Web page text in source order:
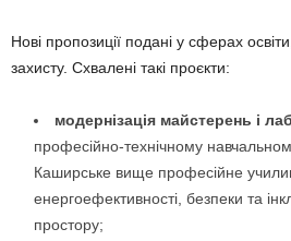
Нові пропозиції подані у сферах
захисту. Схвалені такі проєкти:
модернізація майстерень і
професійно-технічному
Каширське вище професійне
енергоефективності, безпеки та
простору;